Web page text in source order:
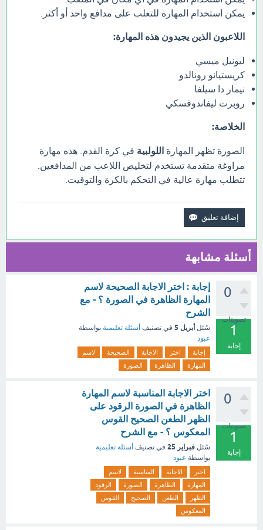
يمكن استخدام المهارة للتغلب على مدافع واحد أو أكثر.
اللاعبون الذين يجيدون هذه المهارة:
ليونيل ميسي
كريستيانو رونالدو
نيمار دا سيلفا
روبرت ليفاندوفسكي
الخلاصة:
الصورة تظهر المهارة اللولبية في كرة القدم. هذه مهارة
مراوغة متقدمة تستخدم لتخليص اللاعب من المدافعين.
تتطلب مهارة عالية في التحكم بالكرة والتوقيت.
أسئلة مشابهة
0
تصويتات
1
إجابة
إجابة : اختر الاجابة الصحيحة لاسم
المهارة الظاهرة في الصورة ؟ - مع
الشرح
سُئل أبريل 5 في تصنيف أسئلة تعليمية بواسطة
عبود
إجابة اختر الاجابة الصحيحة
لاسم
المهارة
الظاهرة الصورة
0
تصويتات
1
إجابة
اختر الاجابة المناسبة لاسم المهارة
الظاهرة في الصورة الرقود على
الظهر الطعن الصحيح القوس
المعكوس ؟ - مع الشرح
سُئل فبراير 25 في تصنيف أسئلة تعليمية
بواسطة عبود
اختر الاجابة المناسبة
لاسم
المهارة
الظاهرة الصورة
الرقود
الظهر
الطعن الصحيح
القوس
المعكوس